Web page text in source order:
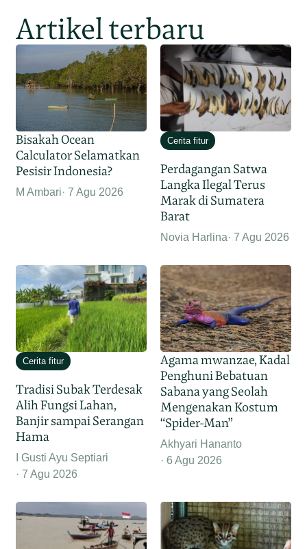
Artikel terbaru
Bisakah Ocean
Calculator Selamatkan
Pesisir Indonesia?
M Ambari 7 Agu 2026
Cerita fitur
Perdagangan Satwa
Langka Ilegal Terus
Marak di Sumatera
Barat
Novia Harlina 7 Agu 2026
Cerita fitur
Tradisi Subak Terdesak
Alih Fungsi Lahan,
Banjir sampai Serangan
Hama
I Gusti Ayu Septiari
7 Agu 2026
Agama mwanzae, Kadal
Penghuni Bebatuan
Sabana yang Seolah
Mengenakan Kostum
“Spider-Man”
Akhyari Hananto
6 Agu 2026